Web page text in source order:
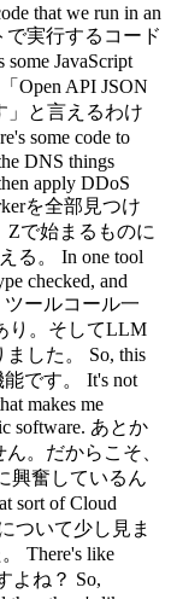
that we run in an
で実行するコード
JavaScript
Open API JSON
」と言えるわけ
some code to
DNS things
apply DDoS
を全部見つけ
Zで始まるものに
る。 In one tool
checked, and
ツールコール一
り。そしてLLM
した。 So, this
能です。 It's not
makes me
software. あとか
。だからこそ、
興奮しているん
sort of Cloud
ついて少し見ま
There's like
よね？ So,